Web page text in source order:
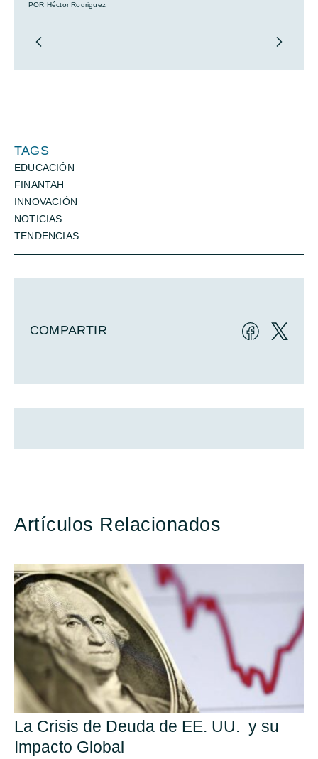
POR Héctor Rodriguez
TAGS
EDUCACIÓN
FINANTAH
INNOVACIÓN
NOTICIAS
TENDENCIAS
COMPARTIR
Artículos Relacionados
La Crisis de Deuda de EE. UU. y su
Impacto Global